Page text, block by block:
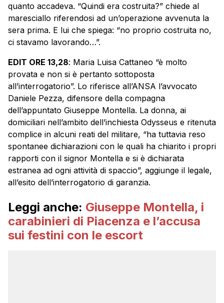
quanto accadeva. “Quindi era costruita?” chiede al
maresciallo riferendosi ad un’operazione avvenuta la
sera prima. E lui che spiega: “no proprio costruita no,
ci stavamo lavorando…”.
EDIT ORE 13,28: Maria Luisa Cattaneo “è molto
provata e non si è pertanto sottoposta
all’interrogatorio”. Lo riferisce all’ANSA l’avvocato
Daniele Pezza, difensore della compagna
dell’appuntato Giuseppe Montella. La donna, ai
domiciliari nell’ambito dell’inchiesta Odysseus e ritenuta
complice in alcuni reati del militare, “ha tuttavia reso
spontanee dichiarazioni con le quali ha chiarito i propri
rapporti con il signor Montella e si è dichiarata
estranea ad ogni attività di spaccio”, aggiunge il legale,
all’esito dell’interrogatorio di garanzia.
Leggi anche: Giuseppe Montella, i
carabinieri di Piacenza e l’accusa
sui festini con le escort